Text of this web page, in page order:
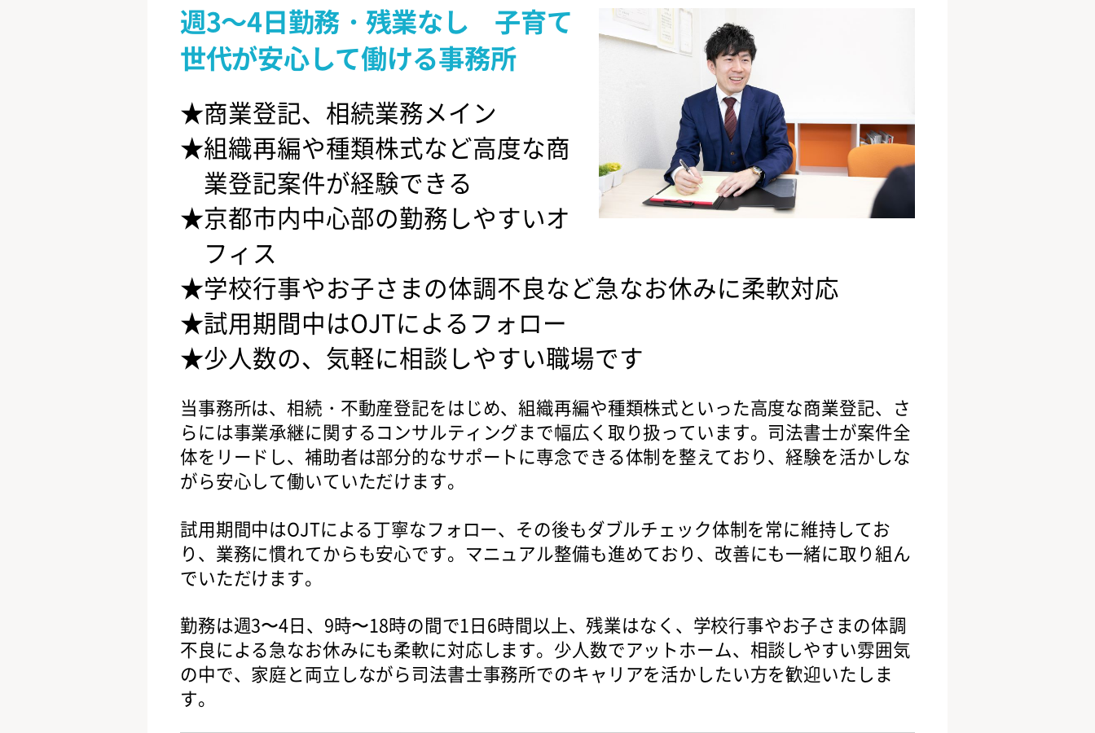
週3～4日勤務・残業なし 子育て
世代が安心して働ける事務所
商業登記、相続業務メイン
組織再編や種類株式など高度な商
業登記案件が経験できる
京都市内中心部の勤務しやすいオ
フィス
学校行事やお子さまの体調不良など急なお休みに柔軟対応
試用期間中はOJTによるフォロー
少人数の、気軽に相談しやすい職場です
当事務所は、相続・不動産登記をはじめ、組織再編や種類株式といった高度な商業登記、さ
らには事業承継に関するコンサルティングまで幅広く取り扱っています。司法書士が案件全
体をリードし、補助者は部分的なサポートに専念できる体制を整えており、経験を活かしな
がら安心して働いていただけます。
試用期間中はOJTによる丁寧なフォロー、その後もダブルチェック体制を常に維持してお
り、業務に慣れてからも安心です。マニュアル整備も進めており、改善にも一緒に取り組ん
でいただけます。
勤務は週3〜4日、9時〜18時の間で1日6時間以上、残業はなく、学校行事やお子さまの体調
不良による急なお休みにも柔軟に対応します。少人数でアットホーム、相談しやすい雰囲気
の中で、家庭と両立しながら司法書士事務所でのキャリアを活かしたい方を歓迎いたしま
す。